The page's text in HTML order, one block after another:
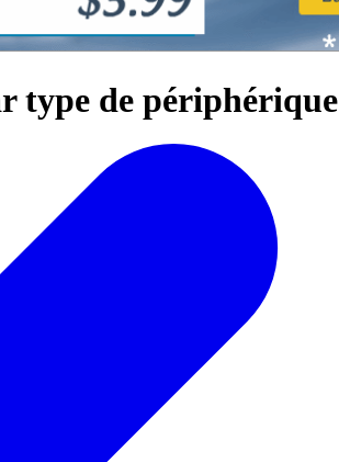
type de périphérique